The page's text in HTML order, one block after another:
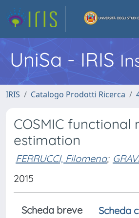
UniSa - IRIS
IRIS Catalogo Prodotti Ricerca
COSMIC
estimation
FERRUCCI, Filomena;
2015
Scheda breve Scheda